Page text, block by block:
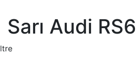
Sarı Audi